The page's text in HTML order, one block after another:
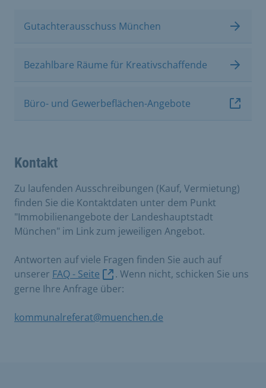
Gutachterausschuss München
Bezahlbare Räume für Kreativschaffende
Büro- und Gewerbeflächen-Angebote
Kontakt
Zu laufenden Ausschreibungen (Kauf, Vermietung)
finden Sie die Kontaktdaten unter dem Punkt
"Immobilienangebote der Landeshauptstadt
München" im Link zum jeweiligen Angebot.
Antworten auf viele Fragen finden Sie auch auf
unserer FAQ - Seite
. Wenn nicht, schicken Sie uns
gerne Ihre Anfrage über:
kommunalreferat@muenchen.de